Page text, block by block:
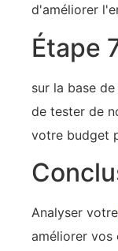
d'améliorer
Étape
sur la base
de tester de
votre budget
Analyser votre
améliorer vos